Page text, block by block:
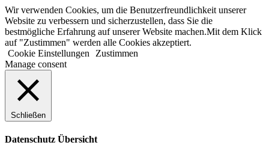
Zum
Inhalt
springen
Wir verwenden Cookies, um die Benutzerfreundlichkeit unserer
Website zu verbessern und sicherzustellen, dass Sie die
bestmögliche Erfahrung auf unserer Website machen.Mit dem Klick
auf "Zustimmen" werden alle Cookies akzeptiert.
Cookie Einstellungen
Zustimmen
Manage consent
Schließen
Datenschutz Übersicht